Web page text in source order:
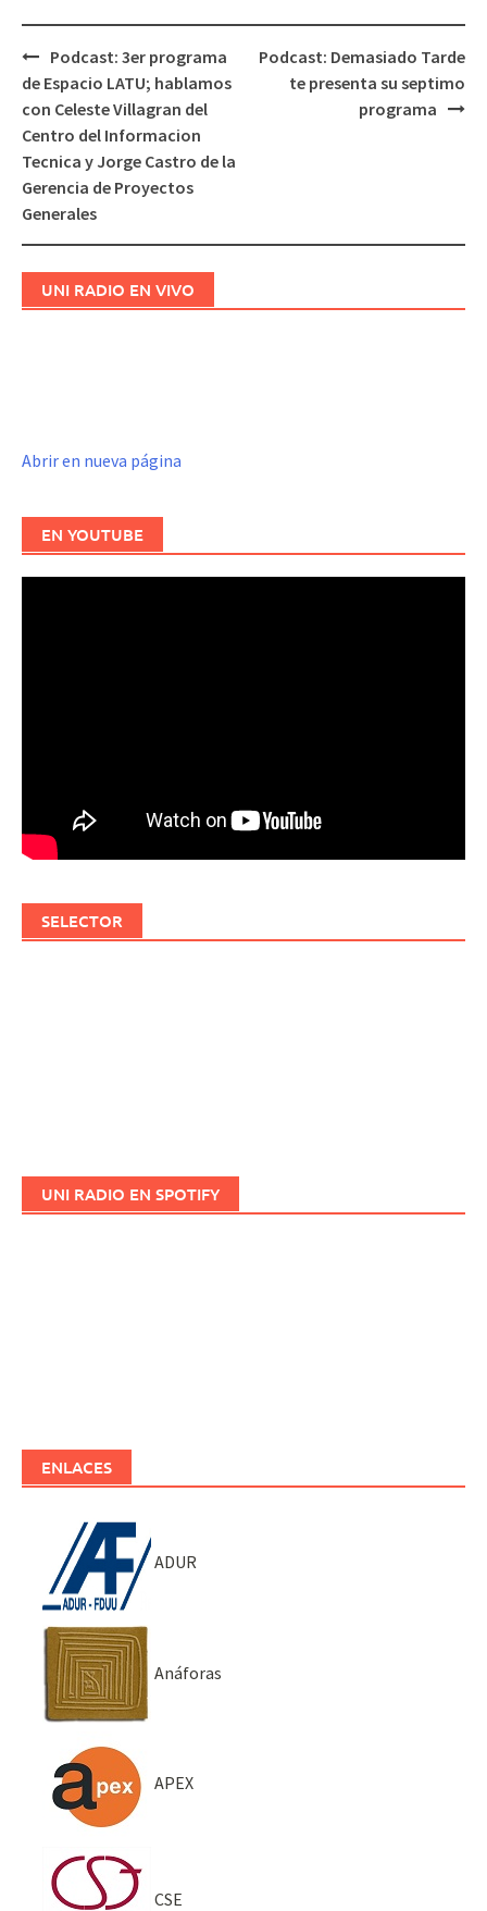
Navegación
de
entradas
Podcast: 3er programa
de Espacio LATU; hablamos
con Celeste Villagran del
Centro del Informacion
Tecnica y Jorge Castro de la
Gerencia de Proyectos
Generales
Podcast: Demasiado Tarde
te presenta su septimo
programa
UNI RADIO EN VIVO
Abrir en nueva página
EN YOUTUBE
SELECTOR
UNI RADIO EN SPOTIFY
ENLACES
ADUR
Anáforas
APEX
CSE